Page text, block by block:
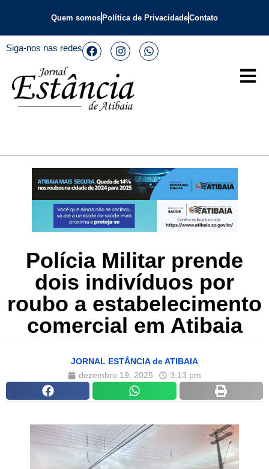
Quem somos Política de PrivacidadeContato
Siga-nos nas redes
Polícia Militar prende
dois indivíduos por
roubo a estabelecimento
comercial em Atibaia
JORNAL ESTÂNCIA de ATIBAIA
dezembro 19, 2025
3:13 pm